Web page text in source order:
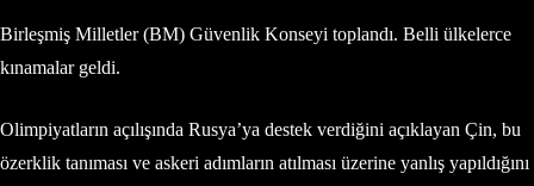
Birleşmiş Milletler (BM) Güvenlik Konseyi toplandı. Belli ülkelerce
kınamalar geldi.
Olimpiyatların açılışında Rusya’ya destek verdiğini açıklayan Çin, bu
özerklik tanıması ve askeri adımların atılması üzerine yanlış yapıldığını